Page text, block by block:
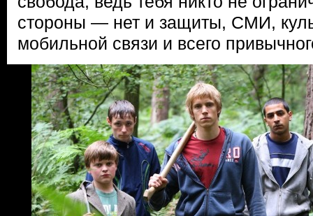
стороны — нет и защиты, СМИ,
мобильной связи и всего